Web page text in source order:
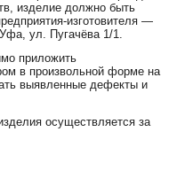
измерения
способ запуска процесса
прибора. При данном
изделие должно быть
изготовителя —
ул. Пугачёва 1/1.
приложить
в произвольной форме на
выявленные дефекты и
осуществляется за